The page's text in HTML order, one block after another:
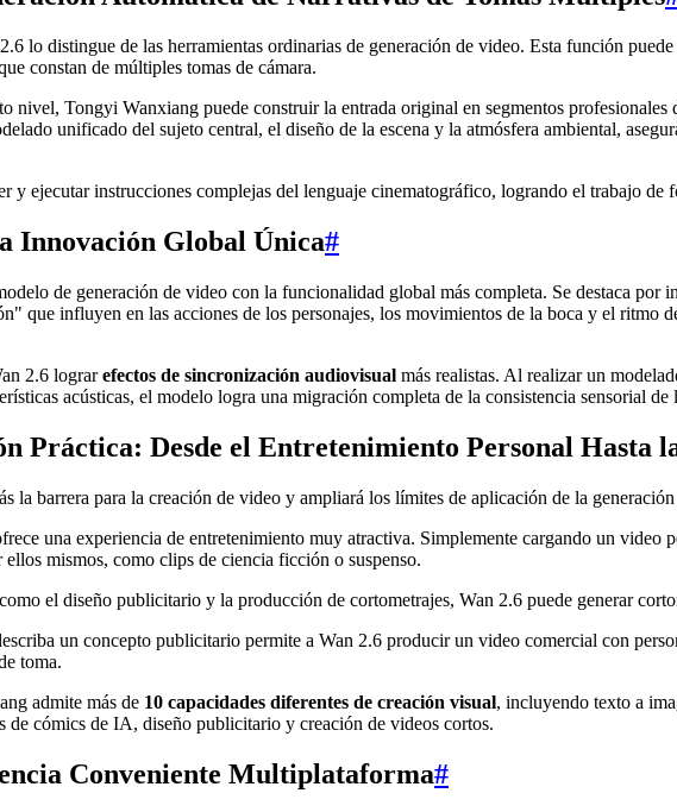
lo distingue de las herramientas ordinarias de generación de video. Esta función
constan de múltiples tomas de cámara.
nivel, Tongyi Wanxiang puede construir la entrada original en segmentos
unificado del sujeto central, el diseño de la escena y la atmósfera ambiental,
y ejecutar instrucciones complejas del lenguaje cinematográfico, logrando el trabajo
Innovación Global Única#
de generación de video con la funcionalidad global más completa. Se destaca
que influyen en las acciones de los personajes, los movimientos de la boca y el ritmo
2.6 lograrefectos de sincronización audiovisual más realistas. Al realizar un
acústicas, el modelo logra una migración completa de la consistencia sensorial
Práctica: Desde el Entretenimiento Personal Hasta
la barrera para la creación de video y ampliará los límites de aplicación de la
una experiencia de entretenimiento muy atractiva. Simplemente cargando un video
mismos, como clips de ciencia ficción o suspenso.
el diseño publicitario y la producción de cortometrajes, Wan 2.6 puede generar
un concepto publicitario permite a Wan 2.6 producir un video comercial con
toma.
admite más de 10 capacidades diferentes de creación visual, incluyendo texto a
de cómics de IA, diseño publicitario y creación de videos cortos.
Conveniente Multiplataforma#